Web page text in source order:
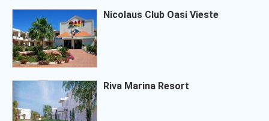
Nicolaus Club Oasi Vieste
Riva Marina Resort